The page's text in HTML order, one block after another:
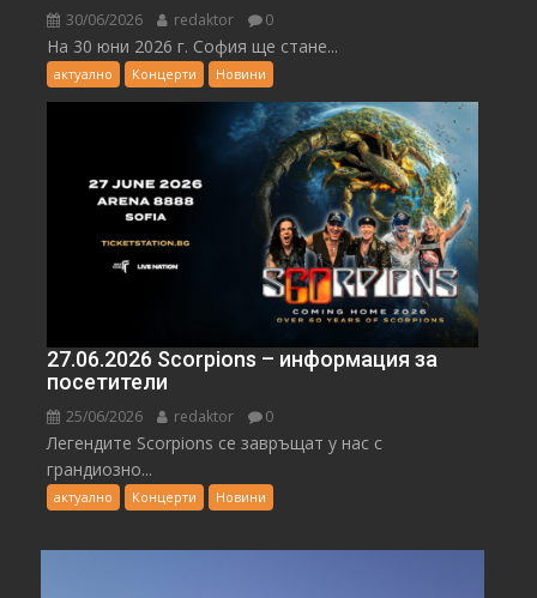
30/06/2026 redaktor 0
На 30 юни 2026 г. София ще стане...
актуално Концерти Новини
27.06.2026 Scorpions – информация за
посетители
25/06/2026 redaktor 0
Легендите Scorpions се завръщат у нас с
грандиозно...
актуално Концерти Новини